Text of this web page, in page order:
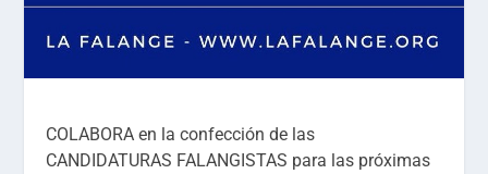
COLABORA en la confección de las
CANDIDATURAS FALANGISTAS para las próximas